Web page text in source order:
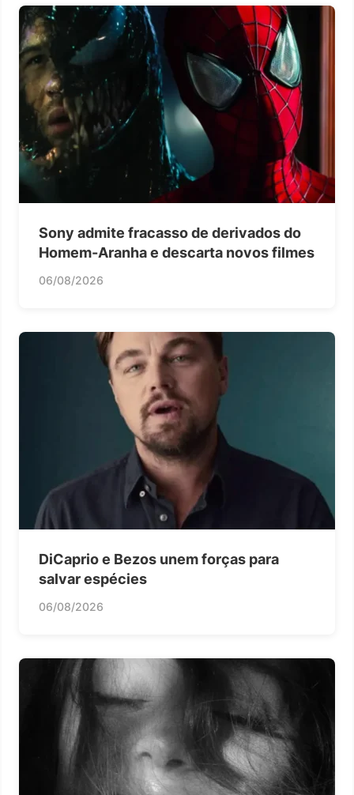
Sony admite fracasso de derivados do
Homem-Aranha e descarta novos filmes
06/08/2026
DiCaprio e Bezos unem forças para
salvar espécies
06/08/2026